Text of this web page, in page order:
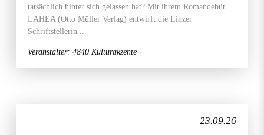
tatsächlich hinter sich gelassen hat? Mit ihrem Romandebüt
LAHEA (Otto Müller Verlag) entwirft die Linzer
Schriftstellerin...
Veranstalter: 4840 Kulturakzente
23.09.26